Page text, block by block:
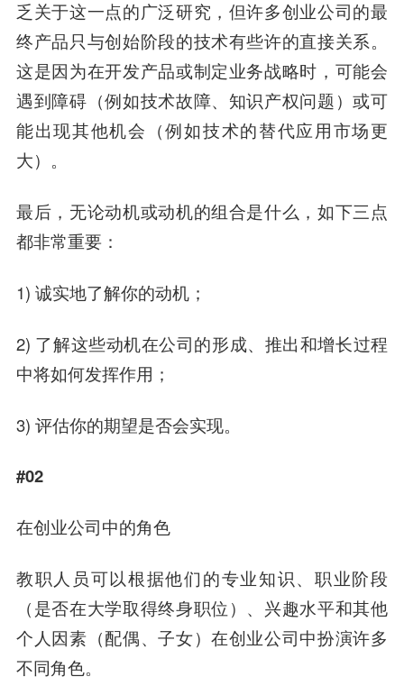
乏关于这一点的广泛研究，但许多创业公司的最
终产品只与创始阶段的技术有些许的直接关系。
这是因为在开发产品或制定业务战略时，可能会
遇到障碍（例如技术故障、知识产权问题）或可
能出现其他机会（例如技术的替代应用市场更
大）。
最后，无论动机或动机的组合是什么，如下三点
都非常重要：
1) 诚实地了解你的动机；
2) 了解这些动机在公司的形成、推出和增长过程
中将如何发挥作用；
3) 评估你的期望是否会实现。
#02
在创业公司中的角色
教职人员可以根据他们的专业知识、职业阶段
（是否在大学取得终身职位）、兴趣水平和其他
个人因素（配偶、子女）在创业公司中扮演许多
不同角色。